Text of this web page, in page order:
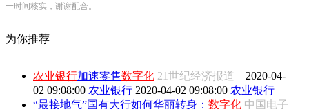
一时间核实，谢谢配合。
为你推荐
农业银行加速零售数字化 21世纪经济报道 2020-04-
02 09:08:00 农业银行 2020-04-02 09:08:00 农业银行
“最接地气”国有大行如何华丽转身： 数字化 中国电子